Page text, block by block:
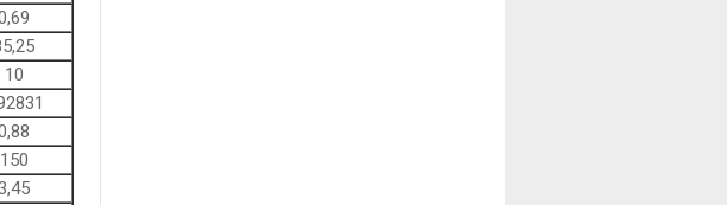
10
150